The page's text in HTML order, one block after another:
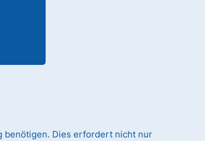
benötigen. Dies erfordert nicht nur